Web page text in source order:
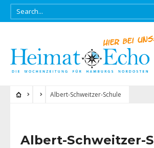
Albert-Schweitzer-Schule
Albert-Schweitzer-